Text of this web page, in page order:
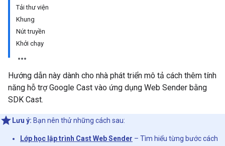
Tải thư viện
Khung
Nút truyền
Khởi chạy
Hướng dẫn này dành cho nhà phát triển mô tả cách thêm tính
năng hỗ trợ Google Cast vào ứng dụng Web Sender bằng
SDK Cast.
Lưu ý: Bạn nên thử những cách sau:
Lớp học lập trình Cast Web Sender – Tìm hiểu từng bước cách